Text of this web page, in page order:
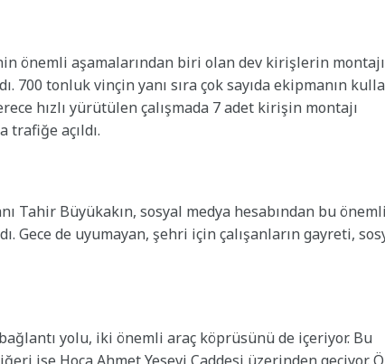
önemli aşamalarından biri olan dev kirişlerin
700 tonluk vinçin yanı sıra çok sayıda ekipmanın
hızlı yürütülen çalışmada 7 adet kirişin montajı
trafiğe açıldı.
Tahir Büyükakın, sosyal medya hesabından bu önemli
Gece de uyumayan, şehri için çalışanların gayreti,
yolu, iki önemli araç köprüsünü de içeriyor. Bu